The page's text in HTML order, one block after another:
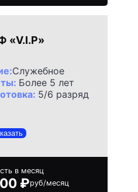
«V.I.P»
Служебное
Более 5 лет
5/6 разряд
в месяц
₽руб/месяц